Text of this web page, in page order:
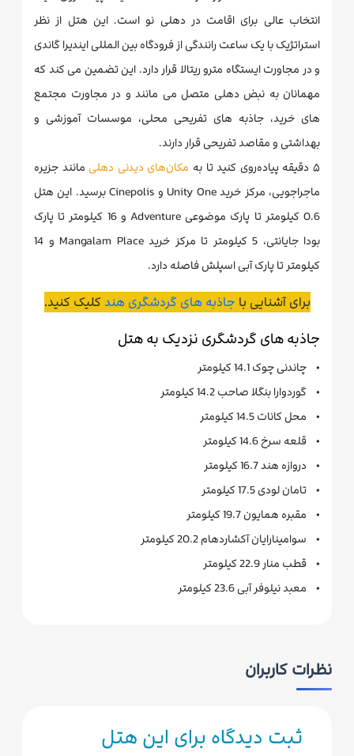
انتخاب عالی برای اقامت در دهلی نو است. این هتل از نظر
استراتژیک با یک ساعت رانندگی از فرودگاه بین المللی ایندیرا گاندی
و در مجاورت ایستگاه مترو ریتالا قرار دارد. این تضمین می کند که
مهمانان به نبض دهلی متصل می مانند و در مجاورت مجتمع
های خرید، جاذبه های تفریحی محلی، موسسات آموزشی و
بهداشتی و مقاصد تفریحی قرار دارند.
۵ دقیقه پیاده‌روی کنید تا به
مکان‌های دیدنی دهلی مانند جزیره
ماجراجویی، مرکز خرید Unity One و Cinepolis برسید. این هتل
0.6 کیلومتر تا پارک موضوعی Adventure و 16 کیلومتر تا پارک
بودا جایانتی، 5 کیلومتر تا مرکز خرید Mangalam Place و 14
کیلومتر تا پارک آبی اسپلش فاصله دارد.
برای آشنایی با جاذبه های گردشگری هند کلیک کنید.
جاذبه های گردشگری نزدیک به هتل
• چاندنی چوک 14.1 کیلومتر
• گوردوارا بنگلا صاحب 14.2 کیلومتر
• محل کانات 14.5 کیلومتر
• قلعه سرخ 14.6 کیلومتر
• دروازه هند 16.7 کیلومتر
• تامان لودی 17.5 کیلومتر
• مقبره همایون 19.7 کیلومتر
• سوامینارایان آکشاردهام 20.2 کیلومتر
• قطب منار 22.9 کیلومتر
• معبد نیلوفر آبی 23.6 کیلومتر
نظرات کاربران
ثبت دیدگاه برای این هتل